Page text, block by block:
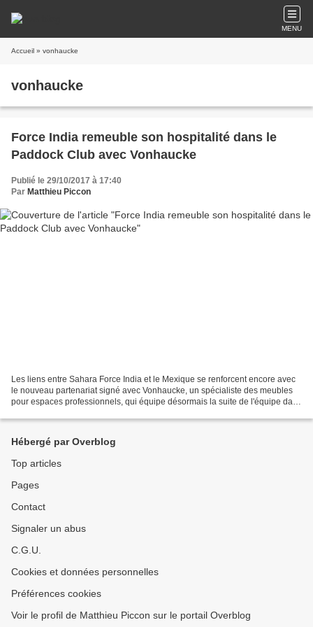
MENU
Accueil » vonhaucke
vonhaucke
Force India remeuble son hospitalité dans le
Paddock Club avec Vonhaucke
Publié le 29/10/2017 à 17:40
Par Matthieu Piccon
Les liens entre Sahara Force India et le Mexique se renforcent encore avec
le nouveau partenariat signé avec Vonhaucke, un spécialiste des meubles
pour espaces professionnels, qui équipe désormais la suite de l'équipe dans
Hébergé par Overblog
Top articles
Pages
Contact
Signaler un abus
C.G.U.
Cookies et données personnelles
Préférences cookies
Voir le profil de Matthieu Piccon sur le portail Overblog